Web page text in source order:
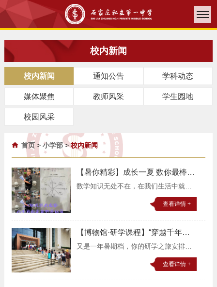
校内新闻
校内新闻 通知公告 学科动态
媒体聚焦 教师风采 学生园地
校园风采
首页> 小学部>校内新闻
【暑你精彩】成长一夏 数你最棒
——私立一中附属小学数学实践活
数学知识无处不在，在我们生活中就蕴
含着很多的数学信息，看私立一中附属
小学的同学们在生活中都发现了哪些数
手”活动目的在
查看详情 +
【博物馆·研学课程】“穿越千年品
燕赵”——私立一中附属小学校本研
又是一年暑期档，你的研学之旅安排妥
当了吗？河北省有着大大小小许多博物
馆，它们就像是一本本立体书，能在最
查看详情 +